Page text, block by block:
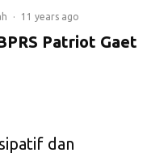
· 11 years ago
Patriot Gaet
dan